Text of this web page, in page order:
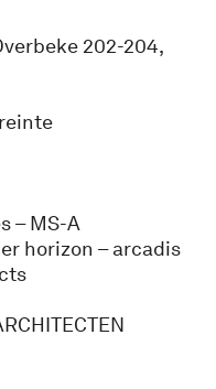
202-204,
– MS-A
horizon – arcadis